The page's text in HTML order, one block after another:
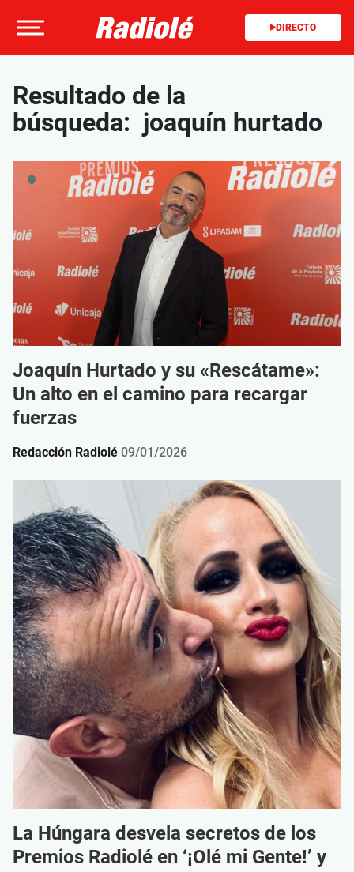
DIRECTO
Resultado de la
búsqueda: joaquín hurtado
Joaquín Hurtado y su «Rescátame»:
Un alto en el camino para recargar
fuerzas
Redacción Radiolé 09/01/2026
La Húngara desvela secretos de los
Premios Radiolé en ‘¡Olé mi Gente!’ y